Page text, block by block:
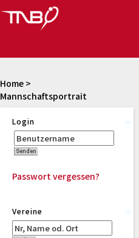
Mannschaftsportrait
Home >
Login
Passwort vergessen?
Vereine